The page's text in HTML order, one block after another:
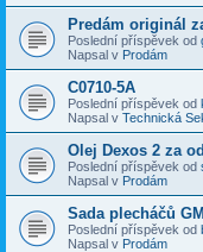
Predám originál
Poslední příspěvek od
Napsal v Prodám
C0710-5A
Poslední příspěvek od
Napsal v Technická
Olej Dexos 2 za
Poslední příspěvek od
Napsal v Prodám
Sada plecháčů
Poslední příspěvek od
Napsal v Prodám